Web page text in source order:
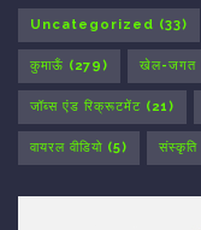
Uncategorized (33)
कुमाऊँ (279) खेल-जगत
जॉब्स एंड रिक्रूटमेंट (21)
वायरल वीडियो (5) संस्कृति